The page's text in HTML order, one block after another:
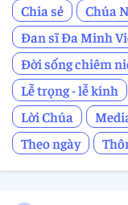
Chia sẻ
Chúa
Đan sĩ Đa Minh
Đời sống chiêm
Lễ trọng - lễ kính
Lời Chúa
Theo ngày